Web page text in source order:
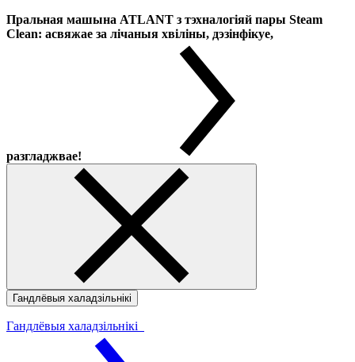
Пральная машына ATLANT з тэхналогіяй пары Steam
Clean: асвяжае за лічаныя хвіліны, дэзінфікуе,
разгладжвае!
Гандлёвыя халадзільнікі
Гандлёвыя халадзільнікі